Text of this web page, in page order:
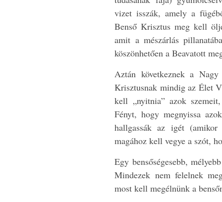
vizet isszák, amely a
Benső Krisztus meg kell
amit a mészárlás
köszönhetően a Beavatott
Aztán következnek a
Krisztusnak mindig az Élet
kell „nyitnia” azok
Fényt, hogy megnyissa
hallgassák az igét
magához kell vegye a szót,
Egy bensőségesebb,
Mindezek nem felelnek
most kell megélnünk a